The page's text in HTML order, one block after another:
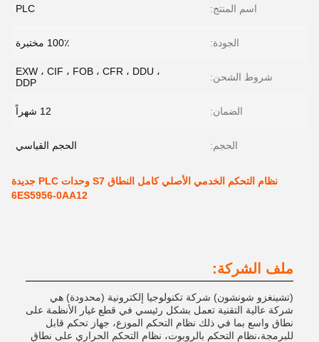
اسم المنتج: PLC
الجودة: 100٪ مختبرة
شروط الشحن:
EXW ، CIF ، FOB ، CFR ، DDU ،
DDP
الضمان: 12 شهراً
الحجم: الحجم القياسي
نظام التحكم الخدمي الأصلي كامل النطاق S7 وحدات PLC جديدة
6ES5956-0AA12
ملف الشركة:
(تشينغزو شونشون) شركة تكنولوجيا إلكترونية (محدودة) هي
شركة عالية التقنية تعمل بشكل رئيسي في قطع غيار الأنظمة على
نطاق واسع بما في ذلك نظام التحكم الموزع، جهاز تحكم قابل
للبرمجة،نظام التحكم بالروبوت، نظام التحكم الحراري على نطاق